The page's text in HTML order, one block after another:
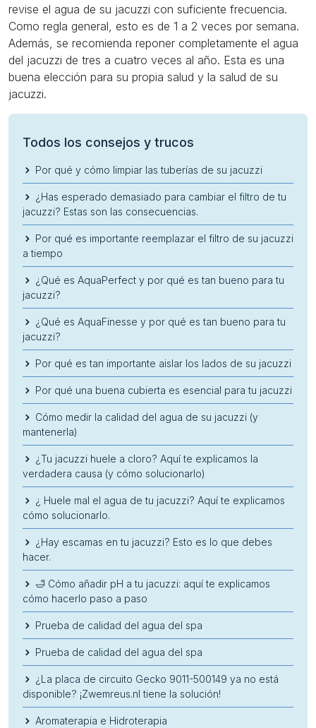
revise el agua de su jacuzzi con suficiente frecuencia.
Como regla general, esto es de 1 a 2 veces por semana.
Además, se recomienda reponer completamente el agua
del jacuzzi de tres a cuatro veces al año. Esta es una
buena elección para su propia salud y la salud de su
jacuzzi.
Todos los consejos y trucos
Por qué y cómo limpiar las tuberías de su jacuzzi
¿Has esperado demasiado para cambiar el filtro de tu
jacuzzi? Estas son las consecuencias.
Por qué es importante reemplazar el filtro de su jacuzzi
a tiempo
¿Qué es AquaPerfect y por qué es tan bueno para tu
jacuzzi?
¿Qué es AquaFinesse y por qué es tan bueno para tu
jacuzzi?
Por qué es tan importante aislar los lados de su jacuzzi
Por qué una buena cubierta es esencial para tu jacuzzi
Cómo medir la calidad del agua de su jacuzzi (y
mantenerla)
¿Tu jacuzzi huele a cloro? Aquí te explicamos la
verdadera causa (y cómo solucionarlo)
¿ Huele mal el agua de tu jacuzzi? Aquí te explicamos
cómo solucionarlo.
¿Hay escamas en tu jacuzzi? Esto es lo que debes
hacer.
🛁 Cómo añadir pH a tu jacuzzi: aquí te explicamos
cómo hacerlo paso a paso
Prueba de calidad del agua del spa
Prueba de calidad del agua del spa
¿La placa de circuito Gecko 9011-500149 ya no está
disponible? ¡Zwemreus.nl tiene la solución!
Aromaterapia e Hidroterapia